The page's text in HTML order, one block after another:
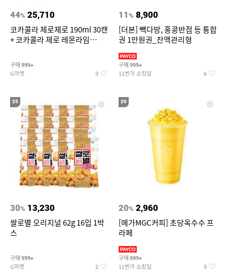
44% 25,710
코카콜라 제로제로 190ml 30캔
+ 코카콜라 제로 레몬라임
티커 세트
구매 999+
G마켓 3
11% 8,900
[더본] 빽다방, 홍콩반점 등 통합
권 1만원권_잔액관리형
구매 999+
11번가 쇼킹딜 6
25
30% 13,230
쌀로별 오리지널 62g 16입 1박
스
구매 999+
G마켓 2
26
20% 2,960
[메가MGC커피] 초당옥수수 프
라페
구매 999+
11번가 쇼킹딜 5